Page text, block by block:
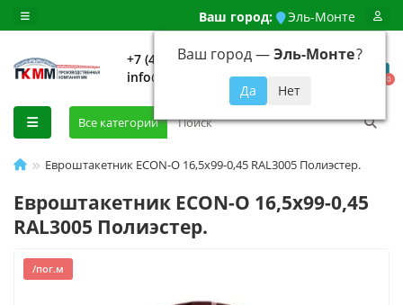
Ваш город: Эль-Монте
Ваш город —Эль-Монте?
+7 (499) 648-92-94
info@evroshtaketnikmoskva.ru
0
Все категории
Евроштакетник ECON-O 16,5х99-0,45 RAL3005 Полиэстер.
Евроштакетник ECON-O 16,5х99-0,45
RAL3005 Полиэстер.
/пог.м